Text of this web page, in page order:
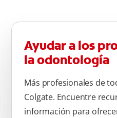
Ayudar a los
la odontología
Más profesionales de
Colgate. Encuentre
información para